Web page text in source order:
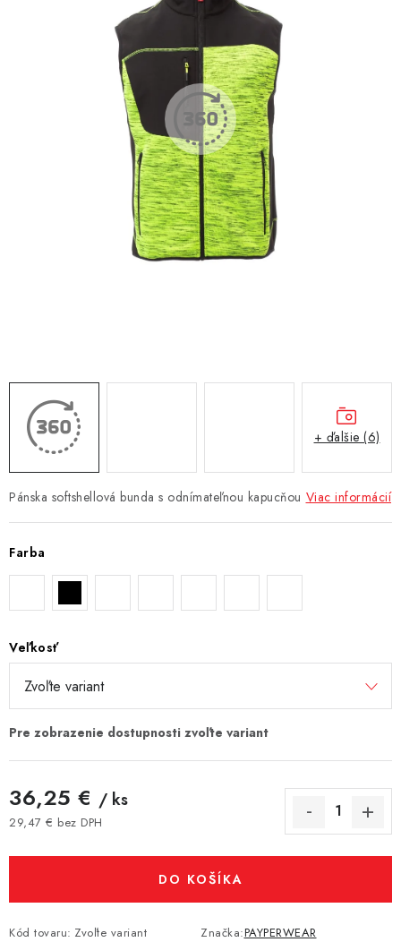
Kontakt Chránená dielňa
Pre firmy
Doprava, platba a zľavy
Potlač lôg
Formulár na výmenu tovaru
Kto sme
Reklamačný poriadok
Formulár na vrátenie tovaru /odstúpenie od zmluvy
Obchodné podmienky
Zásady ochrany osobných údajov
Pravidlá a nastavenia cookies
Moja objednávka
Pánska softshellová bunda s odnímateľnou kapucňou Viac informácií
Farba
Veľkosť
36,25 € / ks
29,47 € bez DPH
DO KOŠÍKA
Kód tovaru: Zvoľte variant Značka:PAYPERWEAR
+ ďalšie (6)